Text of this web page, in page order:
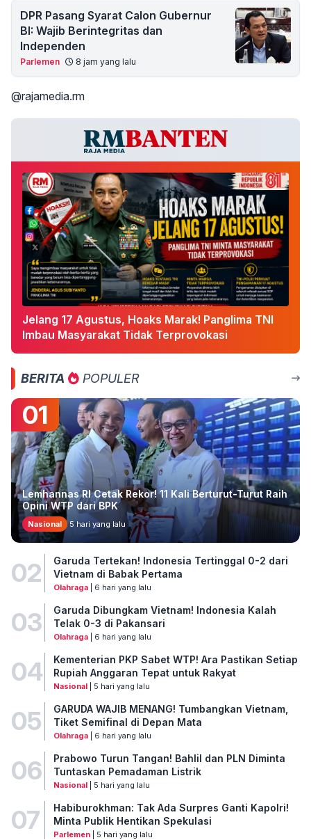
DPR Pasang Syarat Calon Gubernur
BI: Wajib Berintegritas dan
Independen
Parlemen 8 jam yang lalu
@rajamedia.rm
Jelang 17 Agustus, Hoaks Marak! Panglima TNI
Imbau Masyarakat Tidak Terprovokasi
BERITA POPULER
01
Lemhannas RI Cetak Rekor! 11 Kali Berturut-Turut Raih
Opini WTP dari BPK
Nasional 5 hari yang lalu
02
Garuda Tertekan! Indonesia Tertinggal 0-2 dari
Vietnam di Babak Pertama
Olahraga| 6 hari yang lalu
03
Garuda Dibungkam Vietnam! Indonesia Kalah
Telak 0-3 di Pakansari
Olahraga| 6 hari yang lalu
04
Kementerian PKP Sabet WTP! Ara Pastikan Setiap
Rupiah Anggaran Tepat untuk Rakyat
Nasional| 5 hari yang lalu
05
GARUDA WAJIB MENANG! Tumbangkan Vietnam,
Tiket Semifinal di Depan Mata
Olahraga| 6 hari yang lalu
06
Prabowo Turun Tangan! Bahlil dan PLN Diminta
Tuntaskan Pemadaman Listrik
Nasional| 5 hari yang lalu
07
Habiburokhman: Tak Ada Surpres Ganti Kapolri!
Minta Publik Hentikan Spekulasi
Parlemen| 5 hari yang lalu